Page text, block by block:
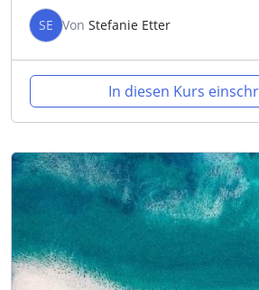
SE Von Stefanie Etter
In diesen Kurs